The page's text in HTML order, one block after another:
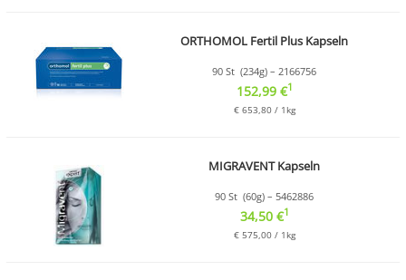
ORTHOMOL Fertil Plus Kapseln
90 St (234g) – 2166756
152,99 €1
€ 653,80 / 1kg
MIGRAVENT Kapseln
90 St (60g) – 5462886
34,50 €1
€ 575,00 / 1kg